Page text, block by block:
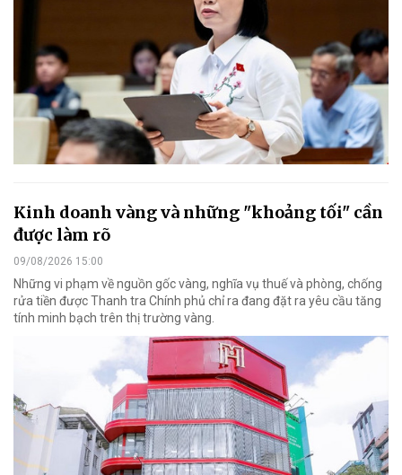
Kinh doanh vàng và những "khoảng tối" cần
được làm rõ
09/08/2026 15:00
Những vi phạm về nguồn gốc vàng, nghĩa vụ thuế và phòng, chống
rửa tiền được Thanh tra Chính phủ chỉ ra đang đặt ra yêu cầu tăng
tính minh bạch trên thị trường vàng.